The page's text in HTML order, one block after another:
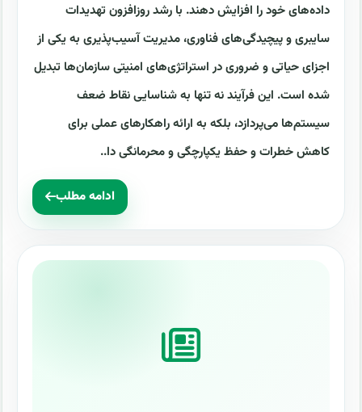
داده‌های خود را افزایش دهند. با رشد روزافزون تهدیدات
سایبری و پیچیدگی‌های فناوری، مدیریت آسیب‌پذیری به یکی از
اجزای حیاتی و ضروری در استراتژی‌های امنیتی سازمان‌ها تبدیل
شده است. این فرآیند نه تنها به شناسایی نقاط ضعف
سیستم‌ها می‌پردازد، بلکه به ارائه راهکارهای عملی برای
کاهش خطرات و حفظ یکپارچگی و محرمانگی دا..
ادامه مطلب